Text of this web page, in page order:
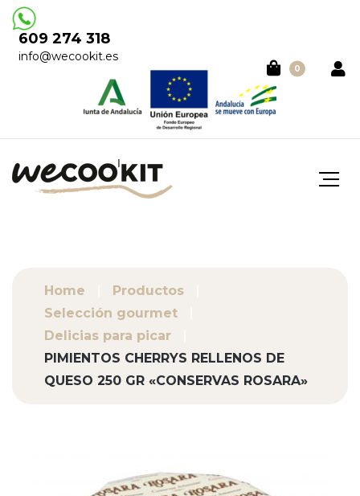
609 274 318
info@wecookit.es
0
Home
Productos
Selección gourmet
Delicias para picar
PIMIENTOS CHERRYS RELLENOS DE
QUESO 250 GR «CONSERVAS ROSARA»